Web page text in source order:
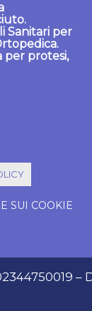
Sanitariper
per protesi,
SUI COOKIE